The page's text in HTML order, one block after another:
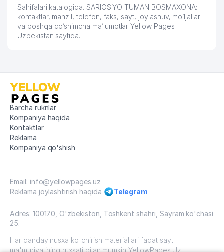
Sahifalari katalogida. SARIOSIYO TUMAN BOSMAXONA:
kontaktlar, manzil, telefon, faks, sayt, joylashuv, mo’ljallar
va boshqa qo’shimcha ma’lumotlar Yellow Pages
Uzbekistan saytida.
Barcha ruknlar
Kompaniya haqida
Kontaktlar
Reklama
Kompaniya qo'shish
Email: info@yellowpages.uz
Reklama joylashtirish haqida
Telegram
Adres: 100170, O'zbekiston, Toshkent shahri, Sayram ko'chasi
25.
Har qanday nusxa ko'chirish materiallari faqat sayt
ma'muriyatining ruxsati bilan mumkin YellowPages.Uz